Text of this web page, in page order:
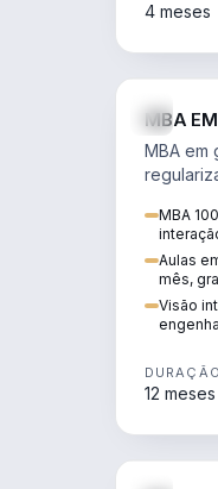
4 meses
MBA
MBA em
MBA
Aulas
mês,
Visão
DURAÇÃO
12 meses